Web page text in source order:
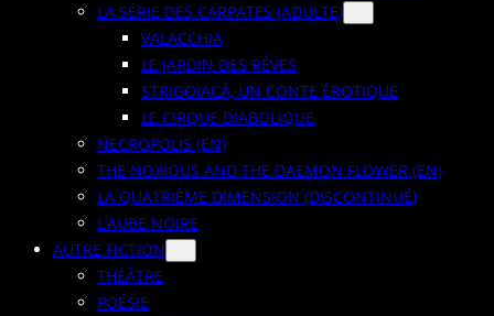
LA SÉRIE DES CARPATES (ADULTE)
VALACCHIA
LE JARDIN DES RÊVES
STRIGOIACĂ, UN CONTE ÉROTIQUE
LE CIRQUE DIABOLIQUE
NECROPOLIS (EN)
THE NOXIOUS AND THE DAEMON FLOWER (EN)
LA QUATRIÈME DIMENSION (DISCONTINUÉ)
L’AUBE NOIRE
AUTRE FICTION
THÉÂTRE
POÉSIE